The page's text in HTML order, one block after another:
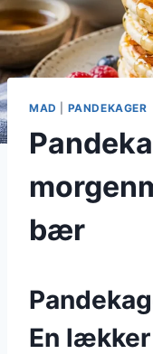
MAD PANDEKAGER
bær
En